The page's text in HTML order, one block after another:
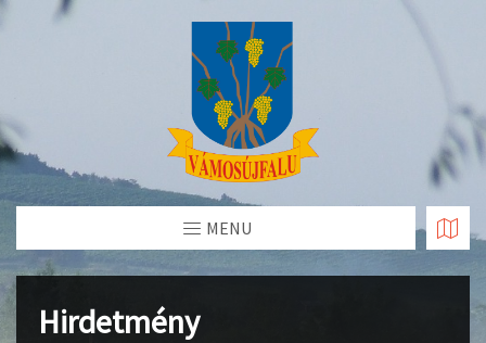
Skip
MENU
Hirdetmény